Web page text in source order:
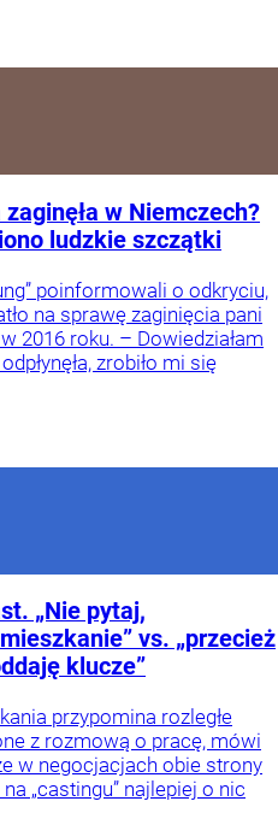
w Niemczech?
ludzkie szczątki
poinformowali o odkryciu,
na sprawę zaginięcia pani
2016 roku. – Dowiedziałam
zrobiło mi się
„Nie pytaj,
vs. „przecież
klucze”
przypomina rozległe
z rozmową o pracę, mówi
w negocjacjach obie strony
„castingu” najlepiej o nic